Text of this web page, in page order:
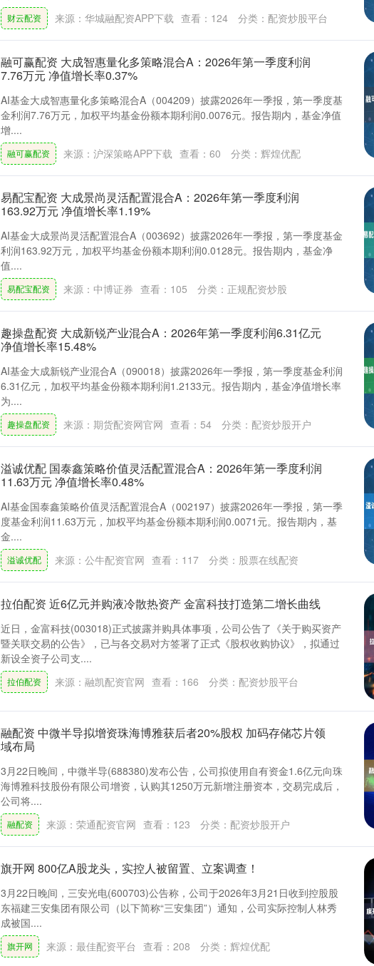
财云配资 来源：华城融配资APP下载 查看： 124 分类： 配资炒股平台
融可赢配资 大成智惠量化多策略混合A：2026年第一季度利润
7.76万元 净值增长率0.37%
AI基金大成智惠量化多策略混合A（004209）披露2026年一季报，第一季度基
金利润7.76万元，加权平均基金份额本期利润0.0076元。报告期内，基金净值
增....
融可赢配资 来源：沪深策略APP下载 查看： 60 分类： 辉煌优配
易配宝配资 大成景尚灵活配置混合A：2026年第一季度利润
163.92万元 净值增长率1.19%
AI基金大成景尚灵活配置混合A（003692）披露2026年一季报，第一季度基金
利润163.92万元，加权平均基金份额本期利润0.0128元。报告期内，基金净
值....
易配宝配资 来源：中博证券 查看： 105 分类： 正规配资炒股
趣操盘配资 大成新锐产业混合A：2026年第一季度利润6.31亿元
净值增长率15.48%
AI基金大成新锐产业混合A（090018）披露2026年一季报，第一季度基金利润
6.31亿元，加权平均基金份额本期利润1.2133元。报告期内，基金净值增长率
为....
趣操盘配资 来源：期货配资网官网 查看： 54 分类： 配资炒股开户
溢诚优配 国泰鑫策略价值灵活配置混合A：2026年第一季度利润
11.63万元 净值增长率0.48%
AI基金国泰鑫策略价值灵活配置混合A（002197）披露2026年一季报，第一季
度基金利润11.63万元，加权平均基金份额本期利润0.0071元。报告期内，基
金....
溢诚优配 来源：公牛配资官网 查看： 117 分类： 股票在线配资
拉伯配资 近6亿元并购液冷散热资产 金富科技打造第二增长曲线
近日，金富科技(003018)正式披露并购具体事项，公司公告了《关于购买资产
暨关联交易的公告》，已与各交易对方签署了正式《股权收购协议》，拟通过
新设全资子公司支....
拉伯配资 来源：融凯配资官网 查看： 166 分类： 配资炒股平台
融配资 中微半导拟增资珠海博雅获后者20%股权 加码存储芯片领
域布局
3月22日晚间，中微半导(688380)发布公告，公司拟使用自有资金1.6亿元向珠
海博雅科技股份有限公司增资，认购其1250万元新增注册资本，交易完成后，
公司将....
融配资 来源：荣通配资官网 查看： 123 分类： 配资炒股开户
旗开网 800亿A股龙头，实控人被留置、立案调查！
3月22日晚间，三安光电(600703)公告称，公司于2026年3月21日收到控股股
东福建三安集团有限公司（以下简称“三安集团”）通知，公司实际控制人林秀
成被国....
旗开网 来源：最佳配资平台 查看： 208 分类： 辉煌优配